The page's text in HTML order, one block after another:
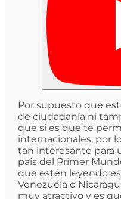
Por supuesto que
de ciudadanía ni
que si es que te
internacionales, por
tan interesante para
país del Primer
que estén leyendo
Venezuela o
muy atractivo y es